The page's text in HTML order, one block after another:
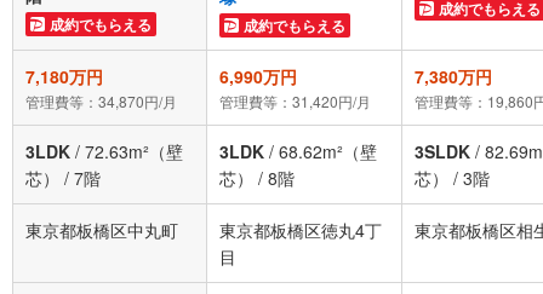
成約でもらえる 成約でもらえる
成約でもらえる
7,180万円
管理費等：34,870円/月
6,990万円
管理費等：31,420円/月
7,380万円
管理費等：19,860
3LDK / 72.63m²（壁
芯）
/ 7階
3LDK / 68.62m²（壁
芯）
/ 8階
3SLDK /
芯）
/ 3階
東京都板橋区中丸町
東京都板橋区徳丸4丁
目
東京都板橋区相